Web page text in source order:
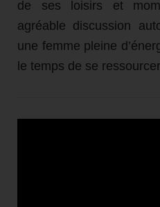
de ses loisirs et
agréable discussion
une femme pleine
le temps de se